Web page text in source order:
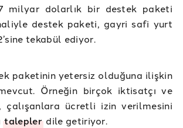
milyar dolarlık bir destek paketi
destek paketi, gayri safi yurt
tekabül ediyor.
paketinin yetersiz olduğuna ilişkin
Örneğin birçok iktisatçı ve
ücretli izin verilmesini
talepler dile getiriyor.